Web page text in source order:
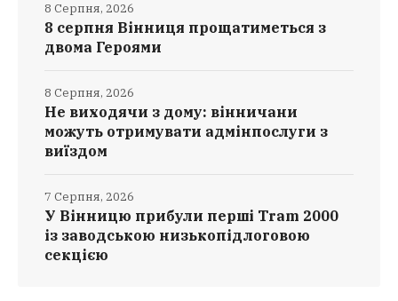
8 серпня Вінниця прощатиметься з
двома Героями
8 Серпня, 2026
Не виходячи з дому: вінничани
можуть отримувати адмінпослуги з
виїздом
8 Серпня, 2026
У Вінницю прибули перші Tram 2000
із заводською низькопідлоговою
секцією
7 Серпня, 2026